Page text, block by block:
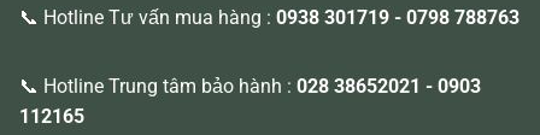
📞 Hotline Tư vấn mua hàng : 0938 301719 - 0798 788763
📞 Hotline Trung tâm bảo hành : 028 38652021 - 0903
112165